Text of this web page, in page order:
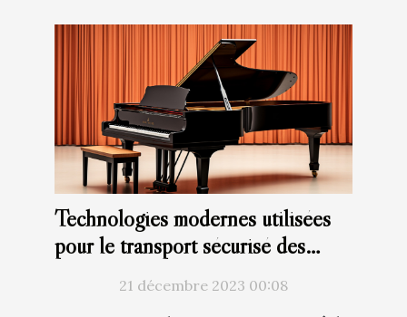
Technologies modernes utilisées
pour le transport sécurisé des
21 décembre 2023 00:08